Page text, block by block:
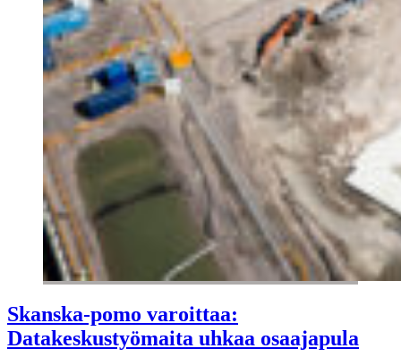
Skanska-pomo varoittaa:
Datakeskustyömaita uhkaa osaajapula